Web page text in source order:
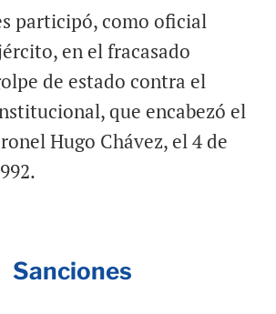
participó, como oficial
en el fracasado
de estado contra el
que encabezó el
Hugo Chávez, el 4 de
Sanciones